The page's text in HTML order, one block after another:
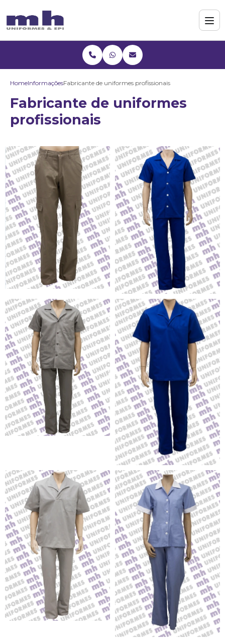
HomeInformaçõesFabricante de uniformes profissionais
Fabricante de uniformes
profissionais